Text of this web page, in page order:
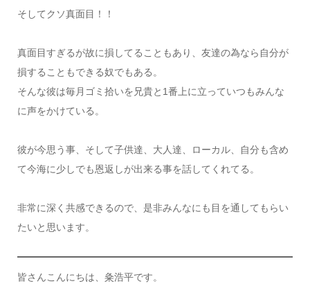
そしてクソ真面目！！
真面目すぎるが故に損してることもあり、友達の為なら自分が
損することもできる奴でもある。
そんな彼は毎月ゴミ拾いを兄貴と1番上に立っていつもみんな
に声をかけている。
彼が今思う事、そして子供達、大人達、ローカル、自分も含め
て今海に少しでも恩返しが出来る事を話してくれてる。
非常に深く共感できるので、是非みんなにも目を通してもらい
たいと思います。
皆さんこんにちは、粂浩平です。